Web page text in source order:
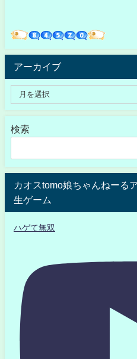
アーカイブ
検索
カオスtomo娘ちゃんねーる
生ゲーム
ハゲて無双